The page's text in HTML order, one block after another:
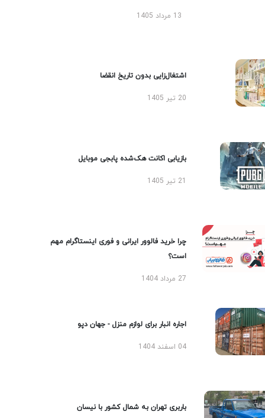
13 مرداد 1405
اشتغال‌زایی بدون تاریخ انقضا
20 تیر 1405
بازیابی اکانت هک‌شده پابجی موبایل
چرا خرید فالوور ایرانی و فوری اینستاگرام مهم
است؟
27 مرداد 1404
اجاره انبار برای لوازم منزل - جهان دپو
04 اسفند 1404
باربری تهران به شمال کشور با نیسان